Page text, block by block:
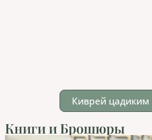
Киврей цадиким
Книги и Брошюры